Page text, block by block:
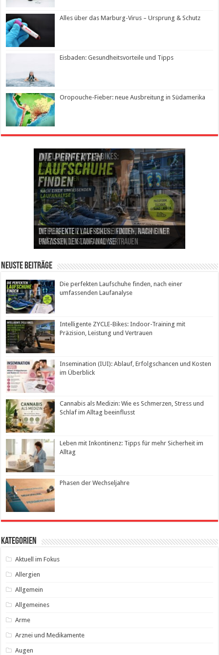
Alles über das Marburg-Virus – Ursprung & Schutz
Eisbaden: Gesundheitsvorteile und Tipps
Oropouche-Fieber: neue Ausbreitung in Südamerika
Die perfekten Laufschuhe finden, nach einer
umfassenden Laufanalyse
Intelligente ZYCLE-Bikes: Indoor-Training mit
Präzision, Leistung und Vertrauen
Insemination (IUI): Ablauf, Erfolgschancen und
Kosten im Überblick
Cannabis als Medizin: Wie es Schmerzen, Stress
und Schlaf im Alltag beeinflusst
Leben mit Inkontinenz: Tipps für mehr
Sicherheit im Alltag
Neuste Beiträge
Die perfekten Laufschuhe finden, nach einer
umfassenden Laufanalyse
Intelligente ZYCLE-Bikes: Indoor-Training mit
Präzision, Leistung und Vertrauen
Insemination (IUI): Ablauf, Erfolgschancen und Kosten
im Überblick
Cannabis als Medizin: Wie es Schmerzen, Stress und
Schlaf im Alltag beeinflusst
Leben mit Inkontinenz: Tipps für mehr Sicherheit im
Alltag
Phasen der Wechseljahre
Kategorien
Aktuell im Fokus
Allergien
Allgemein
Allgemeines
Arme
Arznei und Medikamente
Augen